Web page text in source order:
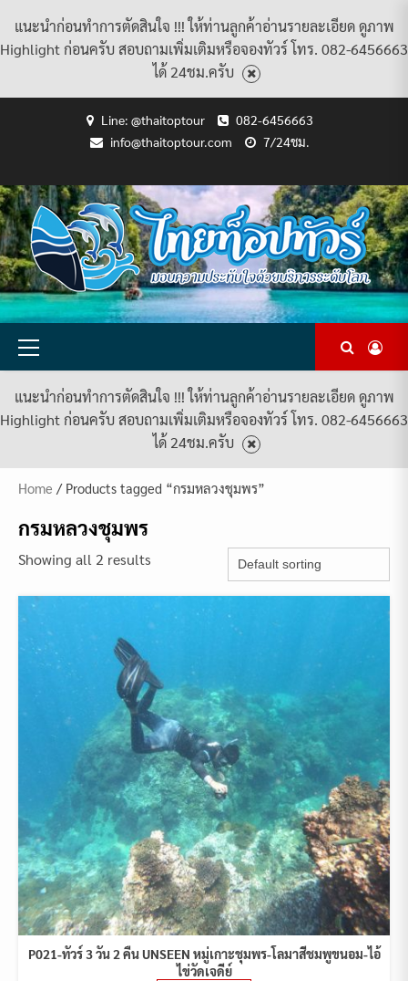
แนะนำก่อนทำการตัดสินใจ !!! ให้ท่านลูกค้าอ่านรายละเอียด ดูภาพ
Highlight ก่อนครับ สอบถามเพิ่มเติมหรือจองทัวร์ โทร. 082-6456663
ได้ 24ชม.ครับ
Line: @thaitoptour
082-6456663
info@thaitoptour.com
7/24ชม.
USACCOUNT
POLICY
AND
CONDITIONS
แพ็คเกจ
ทัวร์
ทั้งหมด
ต้อนรับ
สู่
ไทย
ท็อป
ทัวร์
กับ
เรา
ทัวร์
ทั้งหมด
Primary
แนะนำก่อนทำการตัดสินใจ !!! ให้ท่านลูกค้าอ่านรายละเอียด ดูภาพ
Highlight ก่อนครับ สอบถามเพิ่มเติมหรือจองทัวร์ โทร. 082-6456663
ได้ 24ชม.ครับ
Home / Products tagged “กรมหลวงชุมพร”
กรมหลวงชุมพร
Showing all 2 results
P021-ทัวร์ 3 วัน 2 คืน UNSEEN หมู่เกาะชุมพร-โลมาสีชมพูขนอม-ไอ้
ไข่วัดเจดีย์